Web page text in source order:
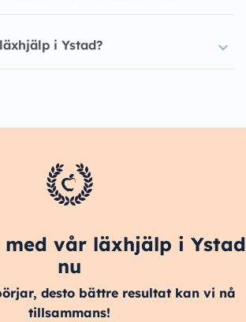
i Ystad?
med vår läxhjälp i Ystad
nu
desto bättre resultat kan vi nå
tillsammans!